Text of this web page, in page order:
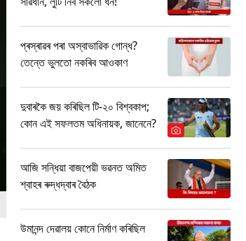
প্ৰস্ৰাৱৰ পৰা অস্বাভাৱিক গোন্ধ?
তেন্তে ভুলতো নকৰিব আওকাণ
দুবাৰকৈ জয় কৰিছিল টি-২০ বিশ্বকাপ;
কোন এই সফলতম অধিনায়ক, জানেনে?
আজি সন্ধিয়া বাজপেয়ী ভৱনত অমিত
শ্বাহৰ ৰুদ্ধদ্বাৰ বৈঠক
উমানন্দ দেৱালয় কোনে নিৰ্মাণ কৰিছিল